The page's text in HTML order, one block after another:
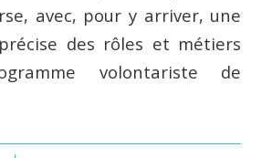
avec, pour y arriver, une
des rôles et métiers
volontariste de